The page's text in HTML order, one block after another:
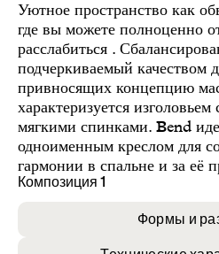
Уютное пространство как
где вы можете полноценно
расслабиться .
подчеркиваемый качеством
привносящих концепцию
характеризуется
мягкими спинками. Bend
одноименным креслом для
гармонии в спальне и за её
Композиция 1
Формы и